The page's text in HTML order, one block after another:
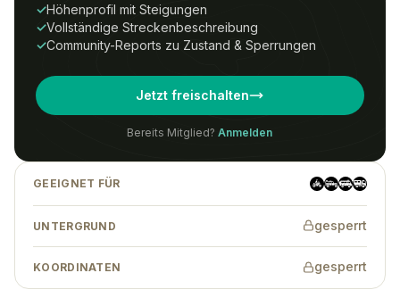
Preise Anmelden Registrieren
auch ohne Abonnement auf den Track
zugreifen.
✓Höhenprofil mit Steigungen
✓Vollständige Streckenbeschreibung
✓Community-Reports zu Zustand & Sperrungen
Jetzt freischalten
Bereits Mitglied? Anmelden
GEEIGNET FÜR
UNTERGRUND gesperrt
KOORDINATEN gesperrt